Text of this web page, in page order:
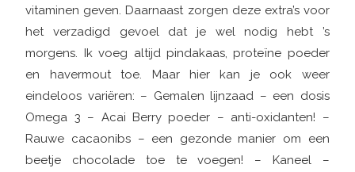
vitaminen geven. Daarnaast zorgen deze extra’s voor
het verzadigd gevoel dat je wel nodig hebt ’s
morgens. Ik voeg altijd pindakaas, proteïne poeder
en havermout toe. Maar hier kan je ook weer
eindeloos variëren: – Gemalen lijnzaad – een dosis
Omega 3 – Acai Berry poeder – anti-oxidanten! –
Rauwe cacaonibs – een gezonde manier om een
beetje chocolade toe te voegen! – Kaneel –